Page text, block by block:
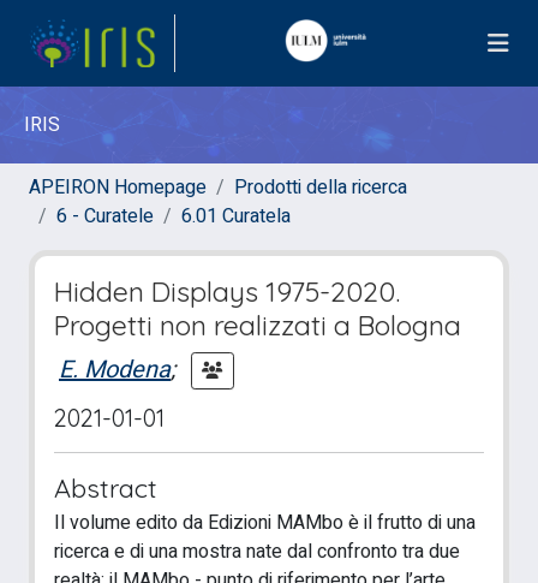
IRIS
APEIRON Homepage
Prodotti della ricerca
6 - Curatele
6.01 Curatela
Hidden Displays 1975-2020.
Progetti non realizzati a Bologna
E. Modena;
2021-01-01
Abstract
Il volume edito da Edizioni MAMbo è il frutto di una
ricerca e di una mostra nate dal confronto tra due